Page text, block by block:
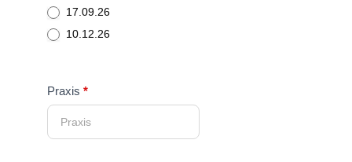
17.09.26
10.12.26
Praxis *